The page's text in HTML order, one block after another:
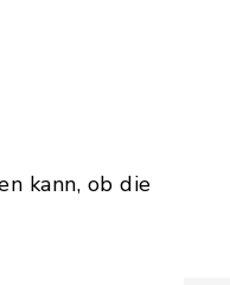
kann, ob die